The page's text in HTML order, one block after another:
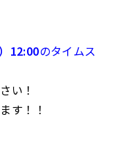
12:00のタイムス
い！
す！！